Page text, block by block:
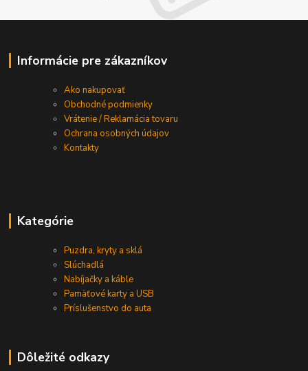
Informácie pre zákazníkov
Ako nakupovať
Obchodné podmienky
Vrátenie / Reklamácia tovaru
Ochrana osobných údajov
Kontakty
Kategórie
Puzdra, kryty a sklá
Slúchadlá
Nabíjačky a káble
Pamäťové karty a USB
Príslušenstvo do auta
Dôležité odkazy